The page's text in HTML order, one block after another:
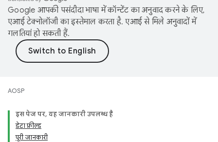
Google आपकी पसंदीदा भाषा में कॉन्टेंट का अनुवाद करने के लिए,
एआई टेक्नोलॉजी का इस्तेमाल करता है. एआई से मिले अनुवादों में
गलतियां हो सकती हैं.
AOSP
इस पेज पर, यह जानकारी उपलब्ध है
डेटा फ़ील्ड
पूरी जानकारी